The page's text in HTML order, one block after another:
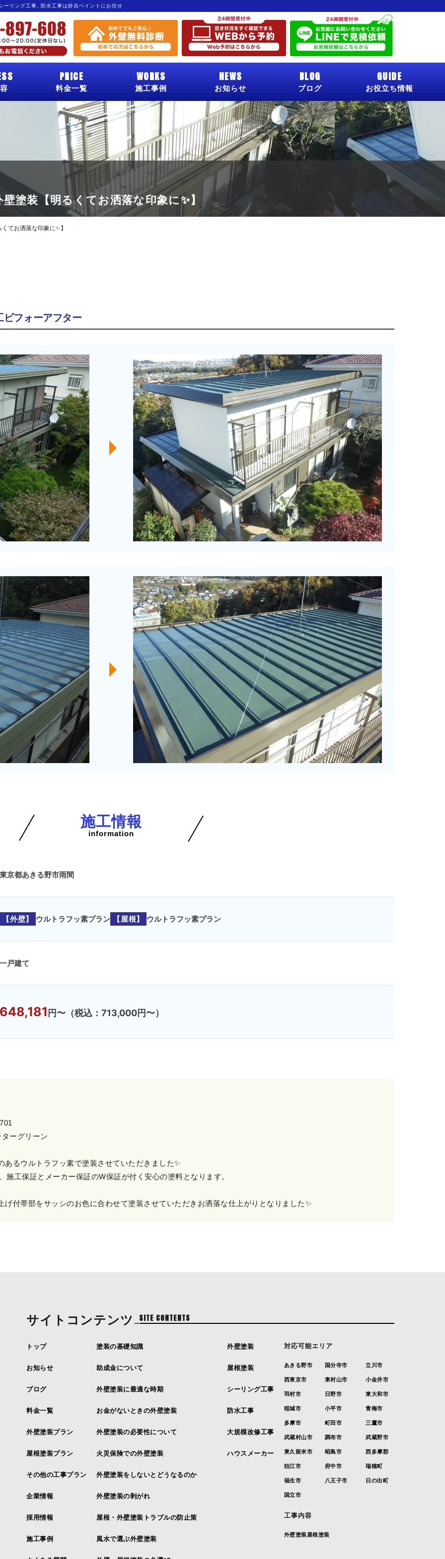
リング工事, 防水工事は鈴吉ペイントにお任せ
PRICE
料金一覧
WORKS
施工事例
NEWS
お知らせ
BLOG
ブログ
GUIDE
お役立ち情報
塗装【明るくてお洒落な印象に✨】
てお洒落な印象に✨】
ビフォーアフター
施工情報
information
東京都あきる野市雨間
【外壁】 ウルトラフッ素プラン 【屋根】 ウルトラフッ素プラン
一戸建て
648,181 円〜 （税込：713,000円〜）
ーグリーン
あるウルトラフッ素で塗装させていただきました✨
施工保証とメーカー保証のW保証が付く安心の塗料となります。
げ付帯部をサッシのお色に合わせて塗装させていただきお洒落な仕上がりとなりました✨
サイトコンテンツ SITE CONTENTS
トップ
お知らせ
ブログ
料金一覧
外壁塗装プラン
屋根塗装プラン
その他の工事プラン
企業情報
採用情報
施工事例
塗装の基礎知識
助成金について
外壁塗装に最適な時期
お金がないときの外壁塗装
外壁塗装の必要性について
火災保険での外壁塗装
外壁塗装をしないとどうなるのか
外壁塗装の剥がれ
屋根・外壁塗装トラブルの防止策
風水で選ぶ外壁塗装
外壁塗装
屋根塗装
シーリング工事
防水工事
大規模改修工事
ハウスメーカー
対応可能エリア
あきる野市
西東京市
羽村市
稲城市
多摩市
武蔵村山市
東久留米市
狛江市
福生市
国立市
国分寺市
東村山市
日野市
小平市
町田市
調布市
昭島市
府中市
八王子市
立川市
小金井市
東大和市
青梅市
三鷹市
武蔵野市
西多摩郡
瑞穂町
日の出町
工事内容
外壁塗装屋根塗装